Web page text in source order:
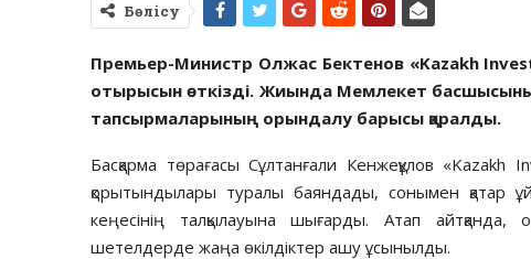
Бөлісу
Премьер-Министр Олжас Бектенов «Kazakh
отырысын өткізді. Жиында Мемлекет
тапсырмаларының орындалу барысы қаралды.
Басқарма төрағасы Сұлтанғали Кенжеқұлов
қорытындылары туралы баяндады, сонымен қатар
кеңесінің талқылауына шығарды. Атап
шетелдерде жаңа өкілдіктер ашу ұсынылды.